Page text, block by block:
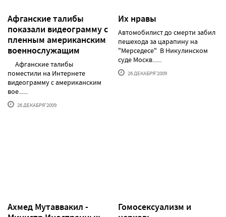
Афганские талибы
показали видеограмму с
пленным американским
военнослужащим
Афганские талибы
поместили на Интернете
видеограмму с американским
вое......
26 ДЕКАБРЯ'2009
Их нравы
Автомобилист до смерти забил
пешехода за царапину на
"Мерседесе" В Никулинском
суде Москв......
26 ДЕКАБРЯ'2009
Ахмед Мутаввакил -
Гомосексуализм и